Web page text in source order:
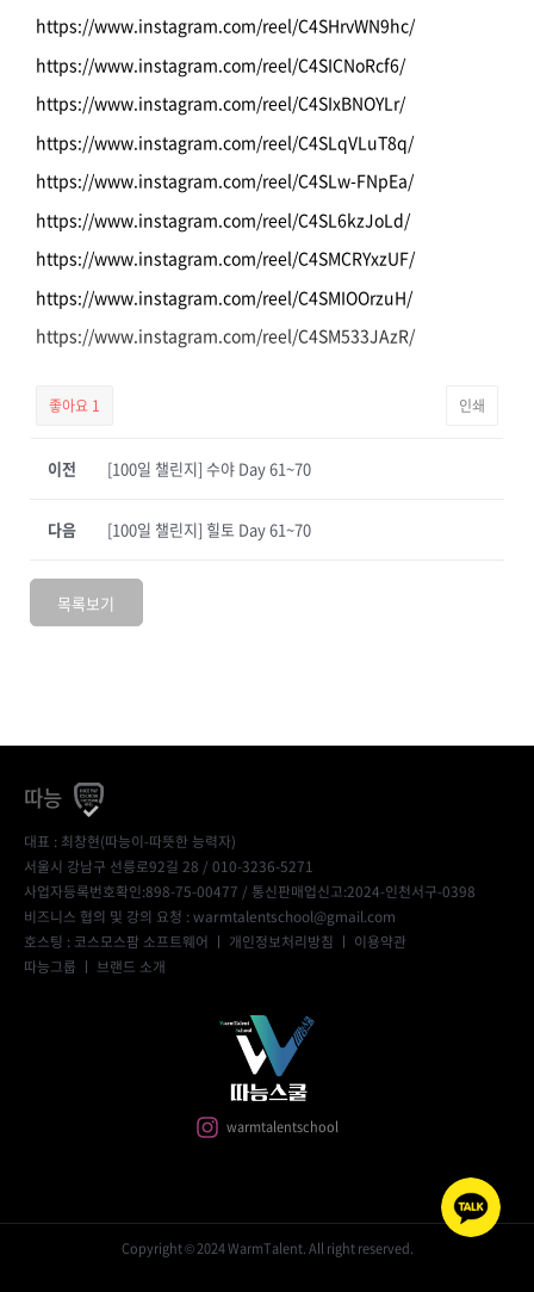
https://www.instagram.com/reel/C4SHrvWN9hc/
https://www.instagram.com/reel/C4SICNoRcf6/
https://www.instagram.com/reel/C4SIxBNOYLr/
https://www.instagram.com/reel/C4SLqVLuT8q/
https://www.instagram.com/reel/C4SLw-FNpEa/
https://www.instagram.com/reel/C4SL6kzJoLd/
https://www.instagram.com/reel/C4SMCRYxzUF/
https://www.instagram.com/reel/C4SMIOOrzuH/
https://www.instagram.com/reel/C4SM533JAzR/
좋아요 1 인쇄
이전 [100일 챌린지] 수야 Day 61~70
[100일 챌린지] 힐토 Day 61~70
다음
목록보기
따능
대표 : 최창현(따능이-따뜻한 능력자)
서울시 강남구 선릉로92길 28 / 010-3236-5271
사업자등록번호확인:898-75-00477 / 통신판매업신고:2024-인천서구-0398
비즈니스 협의 및 강의 요청 : warmtalentschool@gmail.com
호스팅 : 코스모스팜 소프트웨어 ㅣ 개인정보처리방침 ㅣ 이용약관
따능그룹 ㅣ 브랜드 소개
warmtalentschool
Copyright © 2024 WarmTalent. All right reserved.